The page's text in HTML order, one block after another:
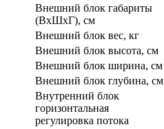
Внешний блок габариты
(ВхШхГ), см
Внешний блок вес, кг
Внешний блок высота, см
Внешний блок ширина, см
Внешний блок глубина, см
Внутренний блок
горизонтальная
регулировка потока